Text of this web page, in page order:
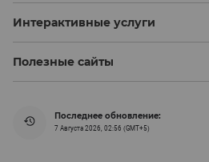
Интерактивные услуги
Полезные сайты
Последнее обновление:
7 Августа 2026, 02:56 (GMT+5)